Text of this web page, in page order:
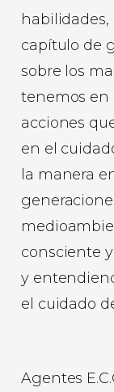
capítulo de
sobre los
tenemos en
acciones
en el
la manera
consciente
y
el cuidado
Agentes